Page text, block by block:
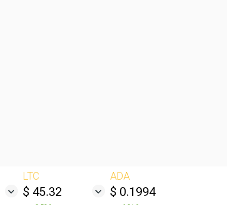
LTC
$ 45.32
ADA
$ 0.1994